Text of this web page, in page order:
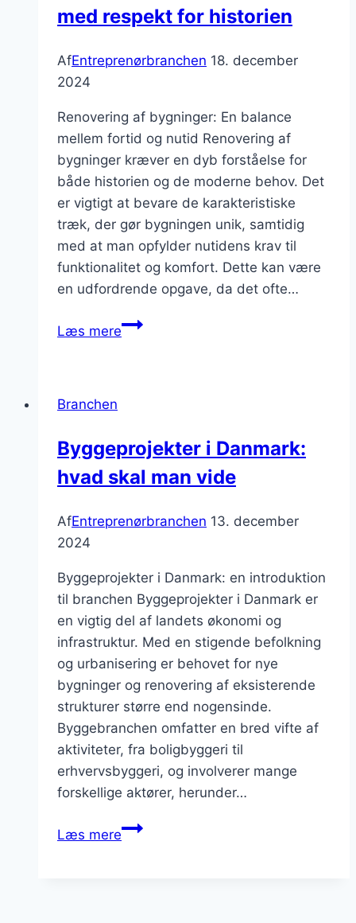
med respekt for historien
AfEntreprenørbranchen 18. december
2024
Renovering af bygninger: En balance
mellem fortid og nutid Renovering af
bygninger kræver en dyb forståelse for
både historien og de moderne behov. Det
er vigtigt at bevare de karakteristiske
træk, der gør bygningen unik, samtidig
med at man opfylder nutidens krav til
funktionalitet og komfort. Dette kan være
en udfordrende opgave, da det ofte…
Læs mereRenovering
historien
Branchen
Byggeprojekter i Danmark:
hvad skal man vide
AfEntreprenørbranchen 13. december
2024
Byggeprojekter i Danmark: en introduktion
til branchen Byggeprojekter i Danmark er
en vigtig del af landets økonomi og
infrastruktur. Med en stigende befolkning
og urbanisering er behovet for nye
bygninger og renovering af eksisterende
strukturer større end nogensinde.
Byggebranchen omfatter en bred vifte af
aktiviteter, fra boligbyggeri til
erhvervsbyggeri, og involverer mange
forskellige aktører, herunder…
Læs mereByggeprojekter